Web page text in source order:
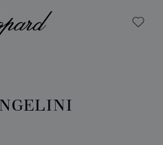
Chopard
My